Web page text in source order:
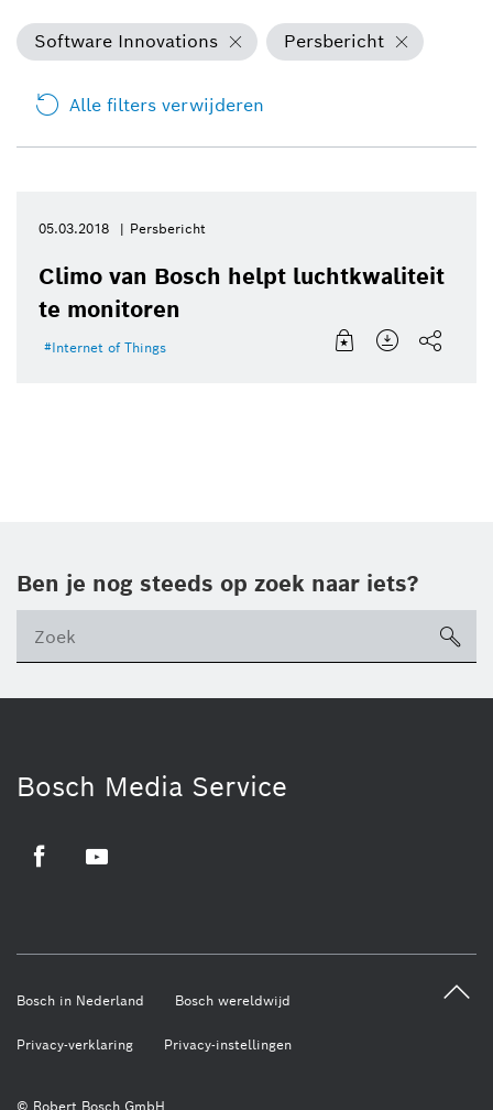
Software Innovations Persbericht
Alle filters verwijderen
05.03.2018 Persbericht
Climo van Bosch helpt luchtkwaliteit
te monitoren
Internet of Things
Ben je nog steeds op zoek naar iets?
Bosch Media Service
© Robert Bosch GmbH
Bosch in Nederland Bosch wereldwijd
Privacy-verklaring Privacy-instellingen